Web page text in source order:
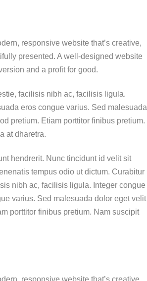
responsive website that’s creative,
presented. A well-designed website
and a profit for good.
facilisis nibh ac, facilisis ligula.
eros congue varius. Sed malesuada
pretium. Etiam porttitor finibus pretium.
at dharetra.
hendrerit. Nunc tincidunt id velit sit
tempus odio ut dictum. Curabitur
nibh ac, facilisis ligula. Integer congue
varius. Sed malesuada dolor eget velit
porttitor finibus pretium. Nam suscipit
responsive website that’s creative,